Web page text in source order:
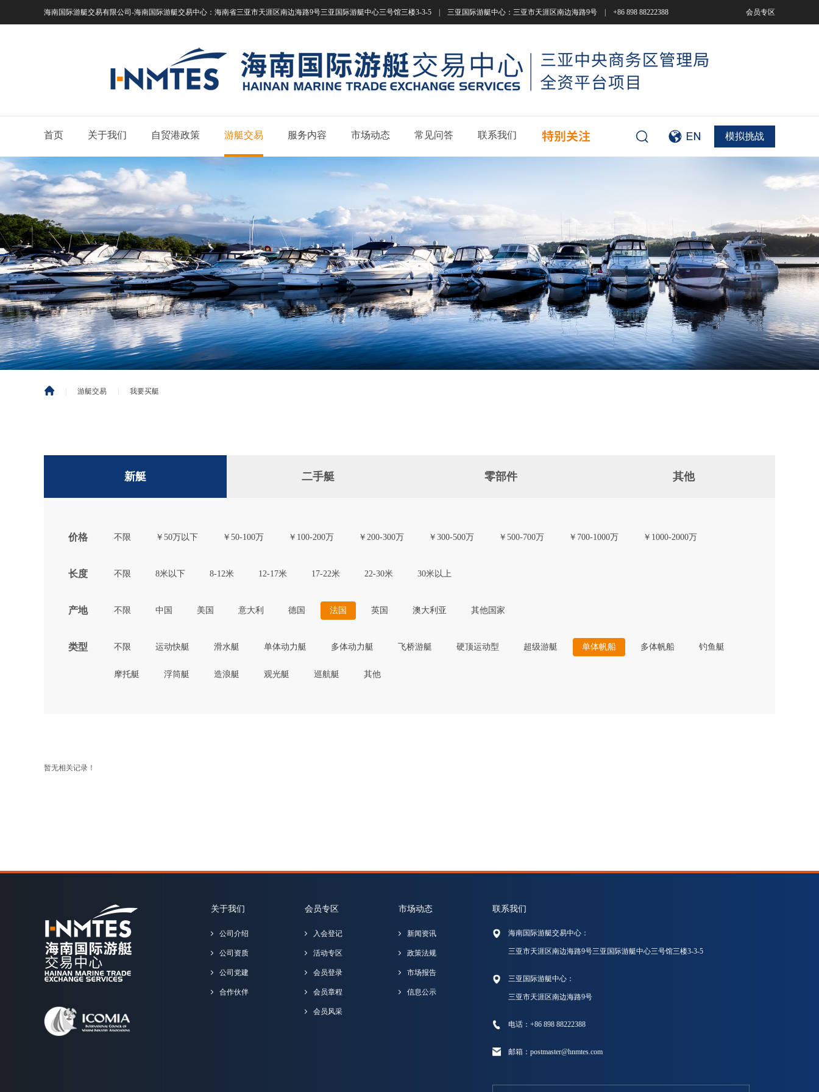
海南国际游艇交易有限公司-海南国际游艇交易中心： 海南省三亚市天涯区南边海路9号三亚国际游艇中心三号馆三楼3-3-5 | 三亚国际游艇中心：三亚市天涯区南边海路9号 | +86 898 88222388 会员专区
模拟挑战
首页 关于我们 自贸港政策 游艇交易 服务内容 市场动态 常见问答 联系我们
游艇交易 我要买艇
新艇 二手艇 零部件 其他
价格 不限 ￥50万以下 ￥50-100万 ￥100-200万 ￥200-300万 ￥300-500万 ￥500-700万 ￥700-1000万 ￥1000-2000万
长度 不限 8米以下 8-12米 12-17米 17-22米 22-30米 30米以上
产地 不限 中国 美国 意大利 德国 法国 英国 澳大利亚 其他国家
类型 不限 运动快艇 滑水艇 单体动力艇 多体动力艇 飞桥游艇 硬顶运动型 超级游艇 单体帆船 多体帆船 钓鱼艇
摩托艇 浮筒艇 造浪艇 观光艇 巡航艇 其他
暂无相关记录！
关于我们
公司介绍
公司资质
公司党建
合作伙伴
会员专区
入会登记
活动专区
会员登录
会员章程
会员风采
市场动态
新闻资讯
政策法规
市场报告
信息公示
联系我们
海南国际游艇交易中心：
三亚市天涯区南边海路9号三亚国际游艇中心三号馆三楼3-3-5
三亚国际游艇中心：
三亚市天涯区南边海路9号
电话：+86 898 88222388
邮箱：postmaster@hnmtes.com